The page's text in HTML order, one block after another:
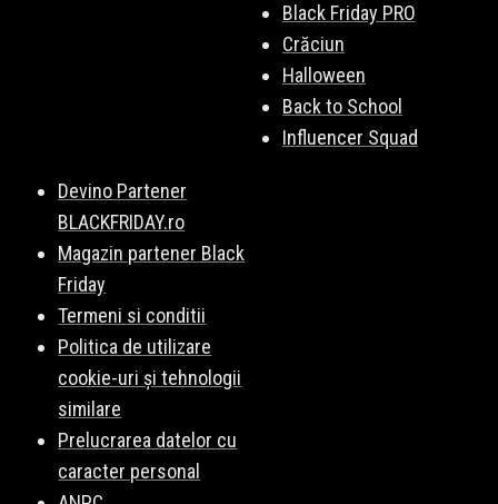
Black Friday PRO
Crăciun
Halloween
Back to School
Influencer Squad
Devino Partener
BLACKFRIDAY.ro
Magazin partener Black
Friday
Termeni si conditii
Politica de utilizare
cookie-uri și tehnologii
similare
Prelucrarea datelor cu
caracter personal